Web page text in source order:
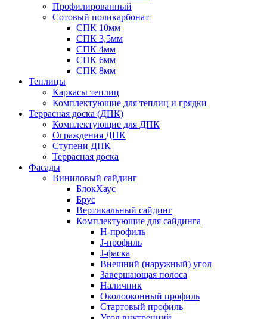
Профилированный
Сотовый поликарбонат
СПК 10мм
СПК 3,5мм
СПК 4мм
СПК 6мм
СПК 8мм
Теплицы
Каркасы теплиц
Комплектующие для теплиц и грядки
Террасная доска (ДПК)
Комплектующие для ДПК
Ограждения ДПК
Ступени ДПК
Террасная доска
Фасады
Виниловый сайдинг
БлокХаус
Брус
Вертикальный сайдинг
Комплектующие для сайдинга
H-профиль
J-профиль
J-фаска
Внешний (наружный) угол
Завершающая полоса
Наличник
Околооконный профиль
Стартовый профиль